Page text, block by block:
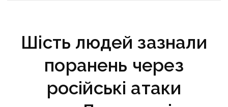
Шість людей зазнали
поранень через
російські атаки